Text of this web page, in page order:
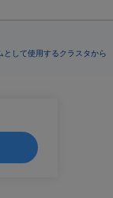
して使用するクラスタから